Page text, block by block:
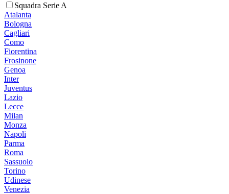
Squadra Serie A
Atalanta
Bologna
Cagliari
Como
Fiorentina
Frosinone
Genoa
Inter
Juventus
Lazio
Lecce
Milan
Monza
Napoli
Parma
Roma
Sassuolo
Torino
Udinese
Venezia